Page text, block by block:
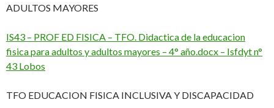
ADULTOS MAYORES
IS43 – PROF ED FISICA – TFO. Didactica de la educacion
fisica para adultos y adultos mayores – 4° año.docx – Isfdyt n°
43 Lobos
TFO EDUCACION FISICA INCLUSIVA Y DISCAPACIDAD